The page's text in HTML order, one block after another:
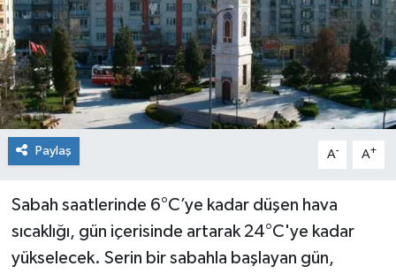
Paylaş A- A+
Sabah saatlerinde 6°C’ye kadar düşen hava
sıcaklığı, gün içerisinde artarak 24°C'ye kadar
yükselecek. Serin bir sabahla başlayan gün,